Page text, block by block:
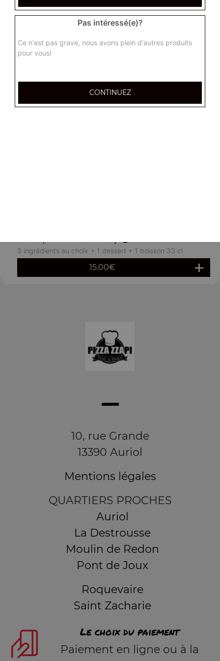
3 ingrédients au choix
9.50€
Menu pâtes sauce tomate
3 ingrédients au choix + 1 dessert + 1 boisson 33 cl
15.00€
10, rue Grande
13390 Auriol
Mentions légales
QUARTIERS PROCHES
Auriol
La Destrousse
Moulin de Redon
Pont de Joux
Roquevaire
Saint Zacharie
Le choix du paiement
Paiement en ligne ou à la
Pas intéressé(e)?
Ce n'est pas grave, nous avons plein d'autres produits
pour vous!
CONTINUEZ